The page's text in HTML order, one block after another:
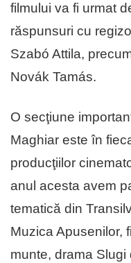
filmului va fi urmat
răspunsuri cu
Szabó Attila,
Novák Tamás.
O secţiune
Maghiar este în
producţiilor
anul acesta avem
tematică din
Muzica Apusenilor,
munte, drama Slugi